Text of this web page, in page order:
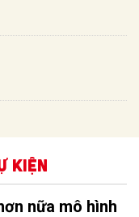
kiện
nữa mô hình